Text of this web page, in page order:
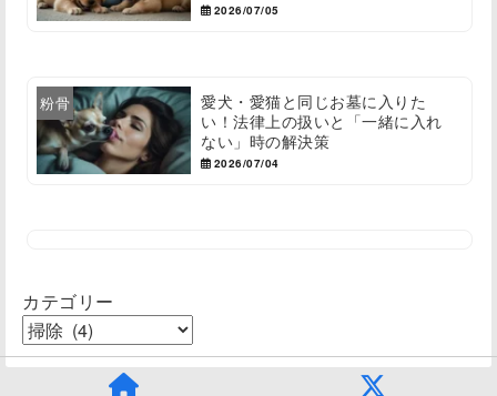
2026/07/05
粉骨
愛犬・愛猫と同じお墓に入りた
い！法律上の扱いと「一緒に入れ
ない」時の解決策
2026/07/04
カテゴリー